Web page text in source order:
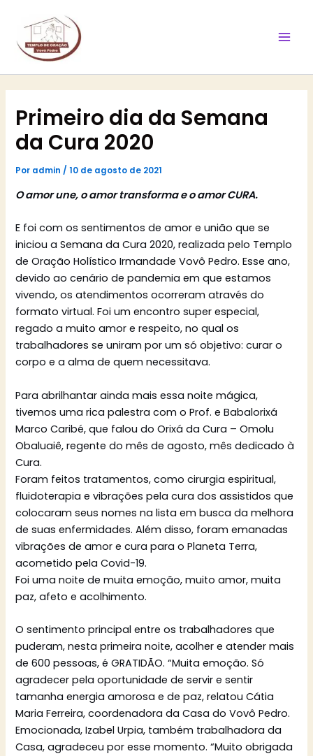
conteúdo
Primeiro dia da Semana
da Cura 2020
Por admin /10 de agosto de 2021
O amor une, o amor transforma e o amor CURA.
E foi com os sentimentos de amor e união que se
iniciou a Semana da Cura 2020, realizada pelo Templo
de Oração Holístico Irmandade Vovô Pedro. Esse ano,
devido ao cenário de pandemia em que estamos
vivendo, os atendimentos ocorreram através do
formato virtual. Foi um encontro super especial,
regado a muito amor e respeito, no qual os
trabalhadores se uniram por um só objetivo: curar o
corpo e a alma de quem necessitava.
Para abrilhantar ainda mais essa noite mágica,
tivemos uma rica palestra com o Prof. e Babalorixá
Marco Caribé, que falou do Orixá da Cura – Omolu
Obaluaiê, regente do mês de agosto, mês dedicado à
Cura.
Foram feitos tratamentos, como cirurgia espiritual,
fluidoterapia e vibrações pela cura dos assistidos que
colocaram seus nomes na lista em busca da melhora
de suas enfermidades. Além disso, foram emanadas
vibrações de amor e cura para o Planeta Terra,
acometido pela Covid-19.
Foi uma noite de muita emoção, muito amor, muita
paz, afeto e acolhimento.
O sentimento principal entre os trabalhadores que
puderam, nesta primeira noite, acolher e atender mais
de 600 pessoas, é GRATIDÃO. “Muita emoção. Só
agradecer pela oportunidade de servir e sentir
tamanha energia amorosa e de paz, relatou Cátia
Maria Ferreira, coordenadora da Casa do Vovô Pedro.
Emocionada, Izabel Urpia, também trabalhadora da
Casa, agradeceu por esse momento. “Muito obrigada